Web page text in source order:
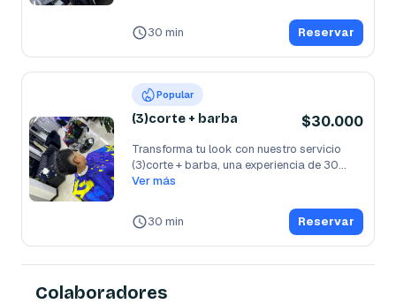
30 min Reservar
Popular
(3)corte + barba $30.000
Transforma tu look con nuestro servicio
(3)corte + barba, una experiencia de 30...
Ver más
30 min Reservar
Colaboradores